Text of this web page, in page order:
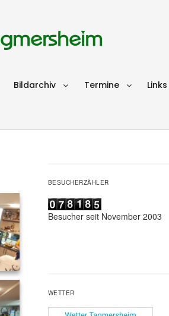
Bildarchiv Termine Links
BESUCHERZÄHLER
Besucher seit November 2003
WETTER